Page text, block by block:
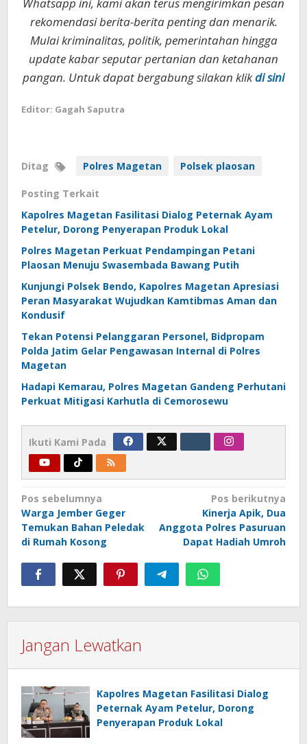
rekomendasi berita-berita penting dan menarik.
Mulai kriminalitas, politik, pemerintahan hingga
update kabar seputar pertanian dan ketahanan
pangan. Untuk dapat bergabung silakan klikdi sini
Editor: Gagah Saputra
Ditag Polres Magetan Polsek plaosan
Posting Terkait
Kapolres Magetan Fasilitasi Dialog Peternak Ayam
Petelur, Dorong Penyerapan Produk Lokal
Polres Magetan Perkuat Pendampingan Petani
Plaosan Menuju Swasembada Bawang Putih
Kunjungi Polsek Bendo, Kapolres Magetan Apresiasi
Peran Masyarakat Wujudkan Kamtibmas Aman dan
Kondusif
Tekan Potensi Pelanggaran Personel, Bidpropam
Polda Jatim Gelar Pengawasan Internal di Polres
Magetan
Hadapi Kemarau, Polres Magetan Gandeng Perhutani
Perkuat Mitigasi Karhutla di Cemorosewu
Ikuti Kami Pada
Navigasi
pos
Pos sebelumnya
Warga Jember Geger
Temukan Bahan Peledak
di Rumah Kosong
Pos berikutnya
Kinerja Apik, Dua
Anggota Polres Pasuruan
Dapat Hadiah Umroh
Jangan Lewatkan
Kapolres Magetan Fasilitasi Dialog
Peternak Ayam Petelur, Dorong
Penyerapan Produk Lokal